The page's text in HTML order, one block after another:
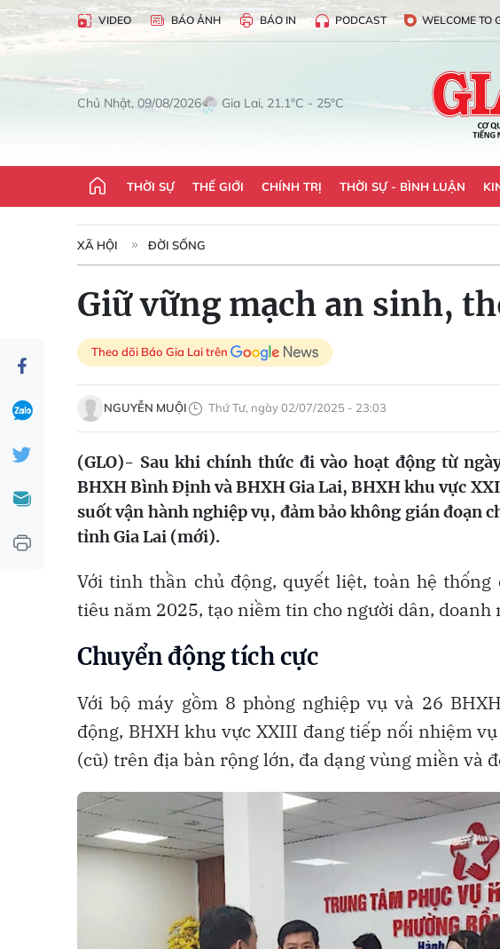
VIDEO BÁO ẢNH BÁO IN PODCAST WELCOME TO
Chủ Nhật, 09/08/2026 Gia Lai, 21.1°C - 25°C
THỜI SỰ THẾ GIỚI CHÍNH TRỊ THỜI SỰ - BÌNH LUẬN
XÃ HỘI ĐỜI SỐNG
Giữ vững mạch an sinh,
Theo dõi Báo Gia Lai trên
NGUYỄN MUỘI Thứ Tư, ngày 02/07/2025 - 23:03
(GLO)- Sau khi chính thức đi vào hoạt động từ
BHXH Bình Định và BHXH Gia Lai, BHXH khu vực
suốt vận hành nghiệp vụ, đảm bảo không gián đoạn
tỉnh Gia Lai (mới).
Với tinh thần chủ động, quyết liệt, toàn hệ
tiêu năm 2025, tạo niềm tin cho người dân, doanh
Chuyển động tích cực
Với bộ máy gồm 8 phòng nghiệp vụ và 26
động, BHXH khu vực XXIII đang tiếp nối nhiệm
(cũ) trên địa bàn rộng lớn, đa dạng vùng miền và